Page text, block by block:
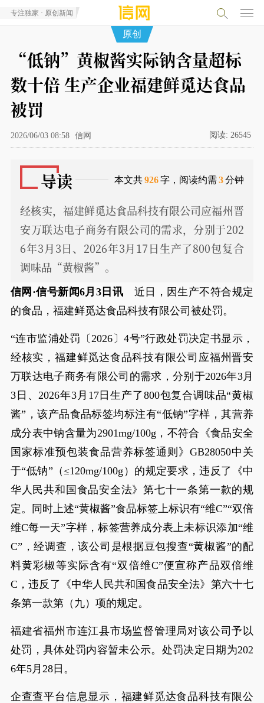
专注独家 · 原创新闻
原创
“低钠”黄椒酱实际钠含量超标
数十倍 生产企业福建鲜觅达食品
被罚
2026/06/03 08:58 信网 阅读: 26545
导读 本文共926字，阅读约需 3分钟
经核实，福建鲜觅达食品科技有限公司应福州晋
安万联达电子商务有限公司的需求，分别于202
6年3月3日、2026年3月17日生产了800包复合
调味品“黄椒酱”。
信网·信号新闻6月3日讯 近日，因生产不符合规定
的食品，福建鲜觅达食品科技有限公司被处罚。
“连市监浦处罚〔2026〕4号”行政处罚决定书显示，
经核实，福建鲜觅达食品科技有限公司应福州晋安
万联达电子商务有限公司的需求，分别于2026年3月
3日、2026年3月17日生产了800包复合调味品“黄椒
酱”，该产品食品标签均标注有“低钠”字样，其营养
成分表中钠含量为2901mg/100g，不符合《食品安全
国家标准预包装食品营养标签通则》GB28050中关
于“低钠”（≤120mg/100g）的规定要求，违反了《中
华人民共和国食品安全法》第七十一条第一款的规
定。同时上述“黄椒酱”食品标签上标识有“维C”“双倍
维C每一天”字样，标签营养成分表上未标识添加“维
C”，经调查，该公司是根据豆包搜查“黄椒酱”的配
料黄彩椒等实际含有“双倍维C”便宣称产品双倍维
C，违反了《中华人民共和国食品安全法》第六十七
条第一款第（九）项的规定。
福建省福州市连江县市场监督管理局对该公司予以
处罚，具体处罚内容暂未公示。处罚决定日期为202
6年5月28日。
企查查平台信息显示，福建鲜觅达食品科技有限公